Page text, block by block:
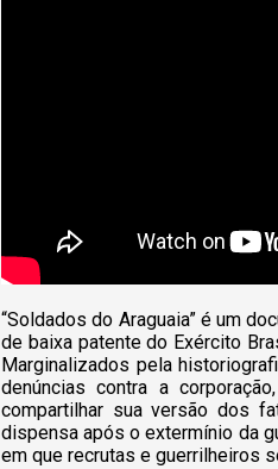
“Soldados do Araguaia”é um
de baixa patente do Exército
Marginalizados pela
denúncias contra a
compartilhar sua versão dos
dispensa após o extermínio da
em que recrutas e guerrilheiros